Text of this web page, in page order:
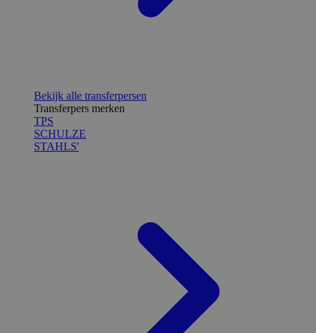
Bekijk alle transferpersen
Transferpers merken
TPS
SCHULZE
STAHLS'